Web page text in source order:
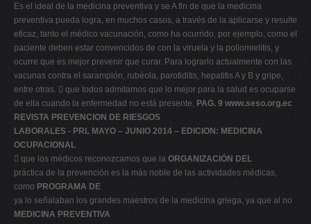
Es el ideal de la medicina preventiva y se A fin de que la medicina
preventiva pueda logra, en muchos casos, a través de la aplicarse y resulte
eficaz, tanto el médico vacunación, como ha ocurrido, por ejemplo, como el
paciente deben estar convencidos de con la viruela y la poliomielitis, y
ocurre que es mejor prevenir que curar. Para lograrlo actualmente con las
vacunas contra el sarampión, rubéola, parotiditis, hepatitis A y B y gripe,
entre otras.  que todos admitamos que lo mejor para la salud es ocuparse
de ella cuando la enfermedad no está presente, PAG. 9 www.seso.org.ec
REVISTA PREVENCION DE RIESGOS
LABORALES - PRL MAYO – JUNIO 2014 – EDICION: MEDICINA
OCUPACIONAL
 que los médicos reconozcamos que la ORGANIZACIÓN DEL
práctica de la prevención es la más noble de las actividades médicas,
como PROGRAMA DE
ya lo señalaban los grandes maestros de la medicina griega, ya que al no
MEDICINA PREVENTIVA